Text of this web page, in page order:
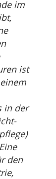
im
ist
in der
den